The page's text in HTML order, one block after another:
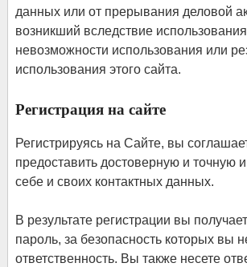
данных или от прерывания деловой
возникший вследствие
невозможности использования или
использования этого сайта.
Регистрация на сайте
Регистрируясь на Сайте, вы
предоставить достоверную и точную
себе и своих контактных данных.
В результате регистрации вы
пароль, за безопасность которых вы
ответственность. Вы также несете